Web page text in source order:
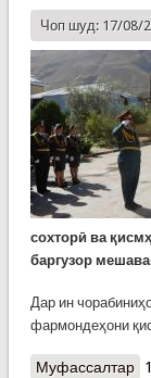
Чоп шуд: 17/08/
сохторӣ ва
баргузор
Дар ин
фармондеҳони
Муфассалтаро